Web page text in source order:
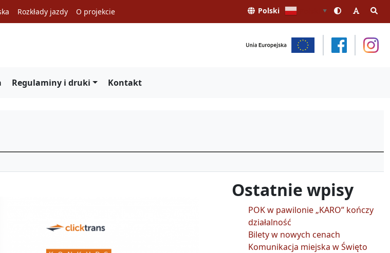
Rozkłady jazdy O projekcie Polski ▼
Regulaminy i druki Kontakt
Ostatnie wpisy
POK w pawilonie „KARO” kończy
działalność
Bilety w nowych cenach
Komunikacja miejska w Święto